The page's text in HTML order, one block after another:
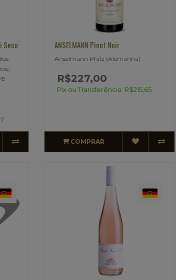
Seco ANSELMANN Pinot Noir
Anselmann Pfalz (Alemanha) ..
R$227,00
Pix ou Transferência: R$215,65
COMPRAR